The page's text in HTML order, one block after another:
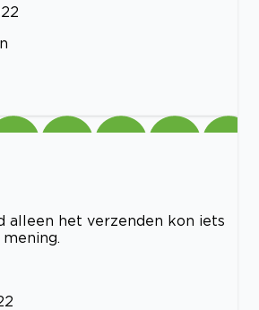
alleen het verzenden kon iets